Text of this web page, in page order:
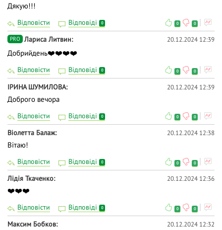
Дякую!!!
Відповісти Відповіді 0 0 0
PRO Лариса Литвин 20.12.2024 12:39
Добрийдень❤️❤️❤️❤️
Відповісти Відповіді 0 0 0
ІРИНА ШУМИЛОВА 20.12.2024 12:39
Доброго вечора
Відповісти Відповіді 0 0 0
Віолетта Балаж 20.12.2024 12:38
Вітаю!
Відповісти Відповіді 0 0 0
Лідія Ткаченко 20.12.2024 12:36
❤️❤️❤️
Відповісти Відповіді 0 0 0
Максим Бобков 20.12.2024 12:32